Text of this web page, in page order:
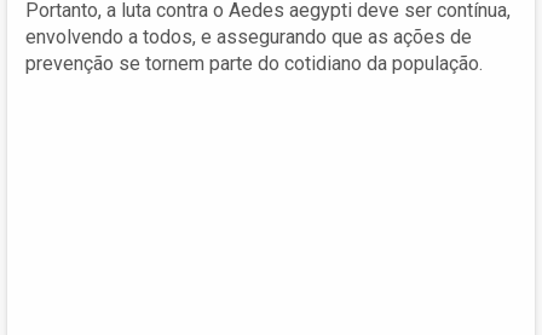
Portanto, a luta contra o Aedes aegypti deve ser contínua,
envolvendo a todos, e assegurando que as ações de
prevenção se tornem parte do cotidiano da população.